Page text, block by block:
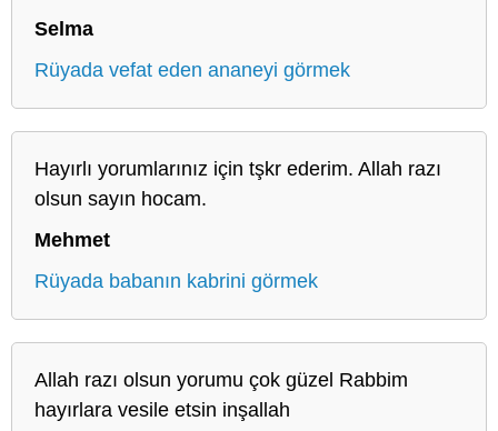
Selma
Rüyada vefat eden ananeyi görmek
Hayırlı yorumlarınız için tşkr ederim. Allah razı
olsun sayın hocam.
Mehmet
Rüyada babanın kabrini görmek
Allah razı olsun yorumu çok güzel Rabbim
hayırlara vesile etsin inşallah